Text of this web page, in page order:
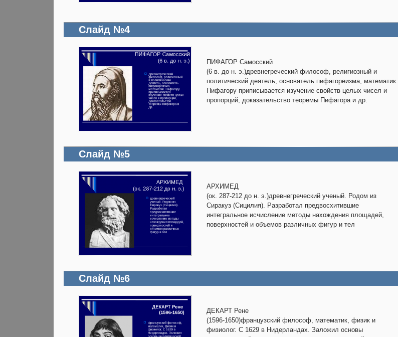
Слайд №4
ПИФАГОР Самосский
(6 в. до н. э.)древнегреческий философ, религиозный и
политический деятель, основатель пифагореизма, математик.
Пифагору приписывается изучение свойств целых чисел и
пропорций, доказательство теоремы Пифагора и др.
Слайд №5
АРХИМЕД
(ок. 287-212 до н. э.)древнегреческий ученый. Родом из
Сиракуз (Сицилия). Разработал предвосхитившие
интегральное исчисление методы нахождения площадей,
поверхностей и объемов различных фигур и тел
Слайд №6
ДЕКАРТ Рене
(1596-1650)французский философ, математик, физик и
физиолог. С 1629 в Нидерландах. Заложил основы